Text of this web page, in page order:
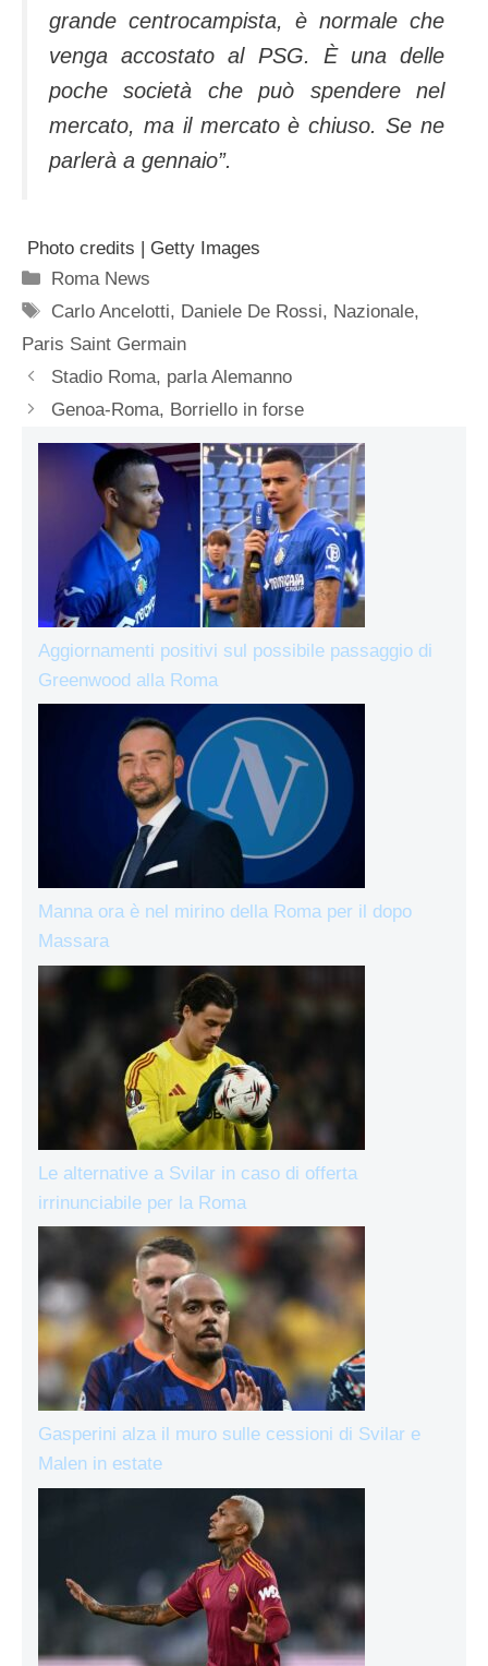
grande centrocampista, è normale che
venga accostato al PSG. È una delle
poche società che può spendere nel
mercato, ma il mercato è chiuso. Se ne
parlerà a gennaio”.
Photo credits | Getty Images
Categorie
Roma News
Tag
Carlo Ancelotti, Daniele De Rossi, Nazionale,
Paris Saint Germain
Stadio Roma, parla Alemanno
Genoa-Roma, Borriello in forse
Aggiornamenti positivi sul possibile passaggio di
Greenwood alla Roma
Manna ora è nel mirino della Roma per il dopo
Massara
Le alternative a Svilar in caso di offerta
irrinunciabile per la Roma
Gasperini alza il muro sulle cessioni di Svilar e
Malen in estate